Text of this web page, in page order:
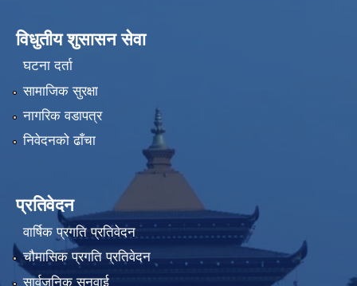
विधुतीय शुसासन सेवा
घटना दर्ता
सामाजिक सुरक्षा
नागरिक वडापत्र
निवेदनको ढाँचा
प्रतिवेदन
वार्षिक प्रगति प्रतिवेदन
चौमासिक प्रगति प्रतिवेदन
सार्वजनिक सुनुवाई